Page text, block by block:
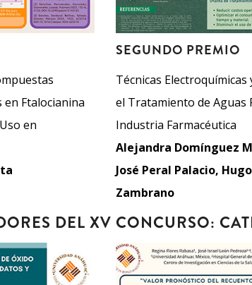
en Ftalocianina
en
SEGUNDO PREMIO
Técnicas
el Tratamiento de Aguas
Industria Farmacéutica
Alejandra Domínguez
José Peral Palacio,
Zambrano
DEL XV CONCURSO: